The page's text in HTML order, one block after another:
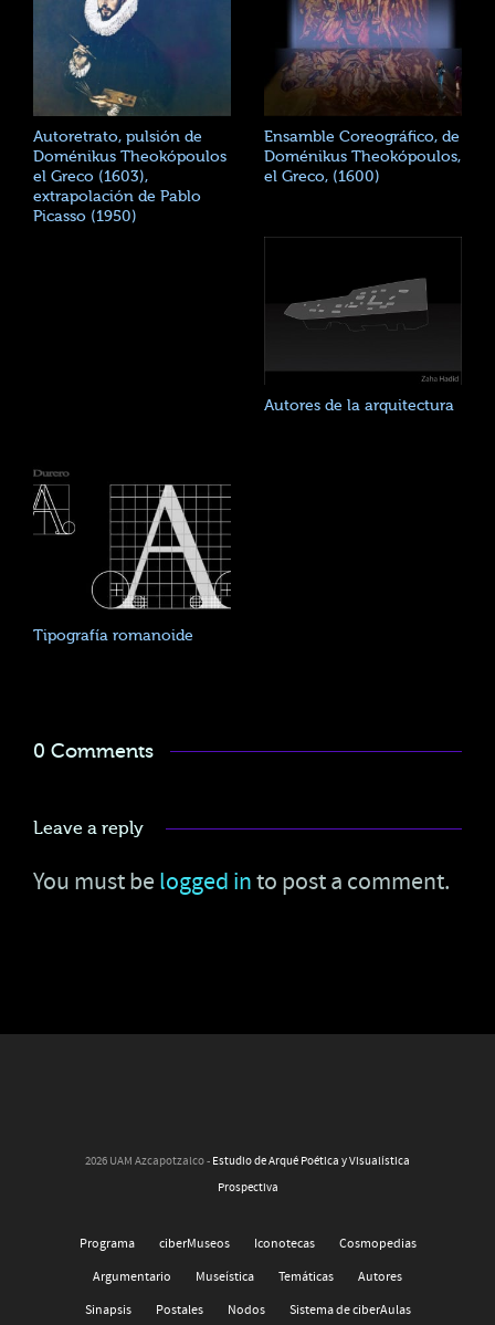
Autoretrato, pulsión de
Doménikus Theokópoulos
el Greco (1603),
extrapolación de Pablo
Picasso (1950)
Ensamble Coreográfico, de
Doménikus Theokópoulos,
el Greco, (1600)
Autores de la arquitectura
Tipografía romanoide
0 Comments
Leave a reply
You must be logged into post a comment.
2026 UAM Azcapotzalco - Estudio de Arqué Poética y Visualística
Prospectiva
Programa ciberMuseos Iconotecas
Cosmopedias
Argumentario
Museística Temáticas
Autores
Sinapsis
Postales Nodos Sistema de ciberAulas